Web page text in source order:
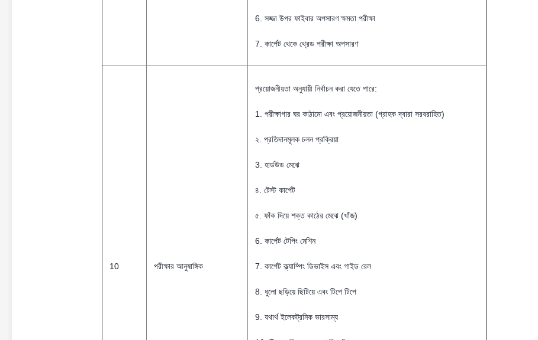
6. সজ্জা উপর ফাইবার অপসারণ ক্ষমতা পরীক্ষা
7. কার্পেট থেকে থ্রেড পরীক্ষা অপসারণ
10 পরীক্ষার আনুষাঙ্গিক
প্রয়োজনীয়তা অনুযায়ী নির্বাচন করা যেতে পারে:
1. পরীক্ষাগার ঘর কাঠামো এবং প্রয়োজনীয়তা (গ্রাহক দ্বারা সরবরাহিত)
২. প্রতিদানমূলক চলন প্রক্রিয়া
3. হার্ডউড মেঝে
৪. টেস্ট কার্পেট
৫. ফাঁক দিয়ে শক্ত কাঠের মেঝে (খাঁজ)
6. কার্পেট টেপিং মেশিন
7. কার্পেট ক্ল্যাম্পিং ডিভাইস এবং গাইড রেল
8. ধুলো ছড়িয়ে ছিটিয়ে এবং টিপে টিপে
9. যথার্থ ইলেকট্রনিক ভারসাম্য